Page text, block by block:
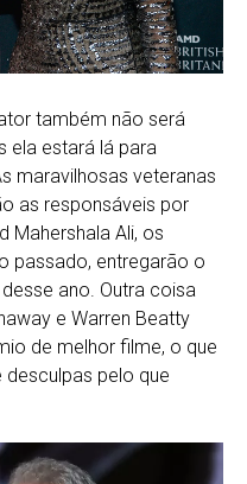
também não será
ela estará lá para
maravilhosas veteranas
as responsáveis por
Mahershala Ali, os
passado, entregarão o
ano. Outra coisa
e Warren Beatty
de melhor filme, o que
pelo que